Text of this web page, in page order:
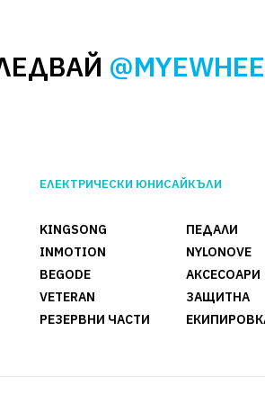
ЕЛЕКТРИЧЕСКИ ЮНИСАЙКЪЛИ
KINGSONG
INMOTION
BEGODE
VETERAN
РЕЗЕРВНИ ЧАСТИ
ПЕДАЛИ
NYLONOVE
АКСЕСОАРИ
ЗАЩИТНА